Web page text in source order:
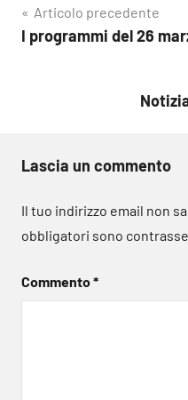
Navigazione
articoli
Articolo precedente
I programmi del 26
Lascia un commento
Il tuo indirizzo email non
obbligatori sono
Commento*